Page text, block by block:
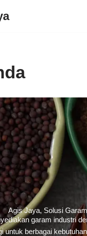
Agis Jaya, Solusi
garam industri
untuk berbagai